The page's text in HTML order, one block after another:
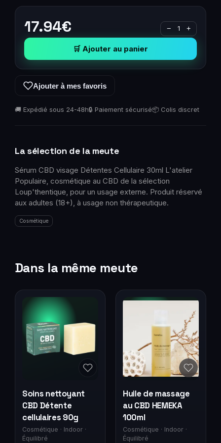
17.94€ − 1 +
🛒 Ajouter au panier
Ajouter à mes favoris
🚚 Expédié sous 24-48h🔒 Paiement sécurisé📦 Colis discret
La sélection de la meute
Sérum CBD visage Détentes Cellulaire 30ml L'atelier
Populaire, cosmétique au CBD de la sélection
Loup'thentique, pour un usage externe. Produit réservé
aux adultes (18+), à usage non thérapeutique.
Cosmétique
Dans la même meute
Soins nettoyant
CBD Détente
cellulaires 90g
Cosmétique · Indoor ·
Équilibré
Huile de massage
au CBD HEMEKA
100ml
Cosmétique · Indoor ·
Équilibré